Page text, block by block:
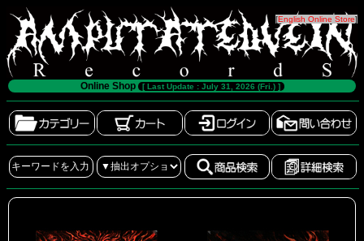
[English Online Store]
Online Shop [ Last Update : July 31, 2026 (Fri.) ]